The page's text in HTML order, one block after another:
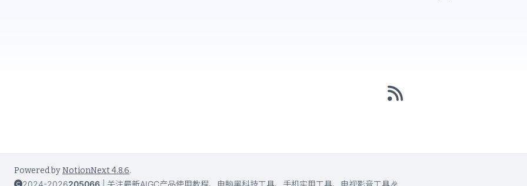
Powered by NotionNext 4.8.6.
2024-2026205066 关注最新AIGC产品使用教程、电脑黑科技工具、手机实用工具、电视影音工具🎉